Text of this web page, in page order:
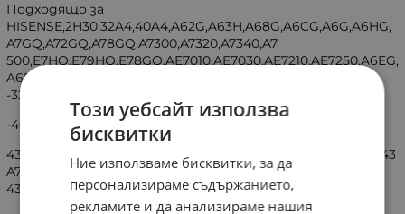
Подходящо за
HISENSE,2H30,32A4,40A4,A62G,A63H,A68G,A6CG,A6G,A6HG,
A7GQ,A72GQ,A78GQ,A7300,A7320,A7340,A7
500,E7HQ,E79HQ,E78GQ,AE7010,AE7030,AE7210,AE7250,A6EG,
A6DG,A6G,A7100,A7120.
-32A4CG,32A4DG,32A4FG
-40A42G,40A48G,40A4CG,40A4DG,40A4EG,40A4G,40A4HA
43A62G,43A63H,43A68G,43A6CG,43A6G,43A6HG,43A72GQ,43
A7300F,43A7320F,43A7340F,43A7500F,43A78GQ,
43A7GQ,43AE7210F,43AE7250F,43E79HQ,43E7HQ
Този уебсайт използва
бисквитки
Ние използваме бисквитки, за да
персонализираме съдържанието,
рекламите и да анализираме нашия